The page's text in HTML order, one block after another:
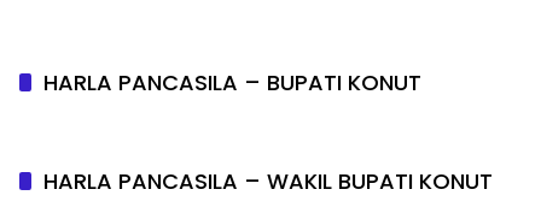
HARLA PANCASILA – BUPATI KONUT
HARLA PANCASILA – WAKIL BUPATI KONUT